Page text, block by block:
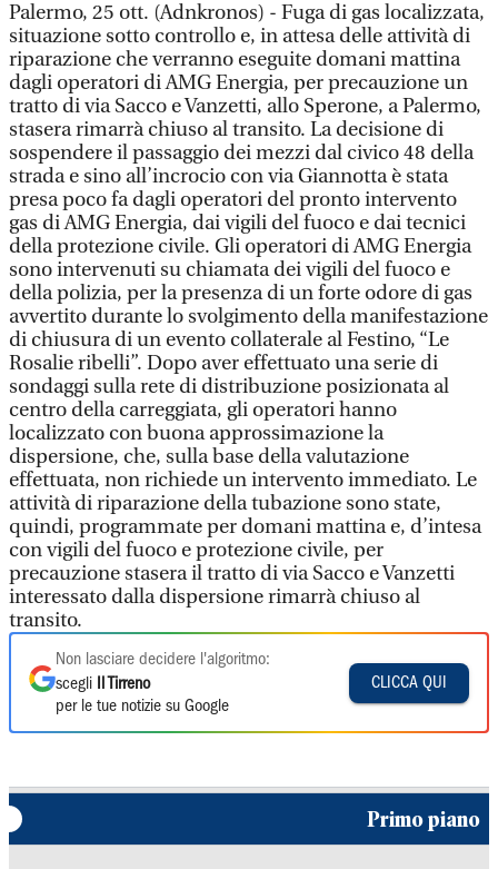
Palermo, 25 ott. (Adnkronos) - Fuga di gas localizzata,
situazione sotto controllo e, in attesa delle attività di
riparazione che verranno eseguite domani mattina
dagli operatori di AMG Energia, per precauzione un
tratto di via Sacco e Vanzetti, allo Sperone, a Palermo,
stasera rimarrà chiuso al transito. La decisione di
sospendere il passaggio dei mezzi dal civico 48 della
strada e sino all’incrocio con via Giannotta è stata
presa poco fa dagli operatori del pronto intervento
gas di AMG Energia, dai vigili del fuoco e dai tecnici
della protezione civile. Gli operatori di AMG Energia
sono intervenuti su chiamata dei vigili del fuoco e
della polizia, per la presenza di un forte odore di gas
avvertito durante lo svolgimento della manifestazione
di chiusura di un evento collaterale al Festino, “Le
Rosalie ribelli”. Dopo aver effettuato una serie di
sondaggi sulla rete di distribuzione posizionata al
centro della carreggiata, gli operatori hanno
localizzato con buona approssimazione la
dispersione, che, sulla base della valutazione
effettuata, non richiede un intervento immediato. Le
attività di riparazione della tubazione sono state,
quindi, programmate per domani mattina e, d’intesa
con vigili del fuoco e protezione civile, per
precauzione stasera il tratto di via Sacco e Vanzetti
interessato dalla dispersione rimarrà chiuso al
transito.
Non lasciare decidere l'algoritmo:
scegli
Il Tirreno
per le tue notizie su Google
CLICCA QUI
Primo piano